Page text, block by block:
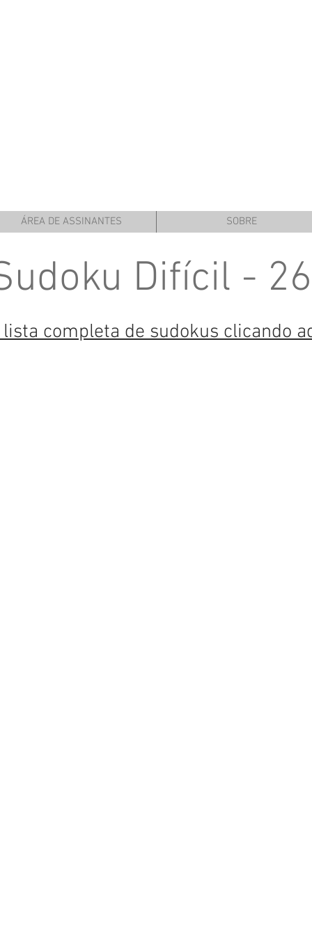
ÁREA DE ASSINANTES SOBRE
Difícil - 26
lista completa de sudokus clicando